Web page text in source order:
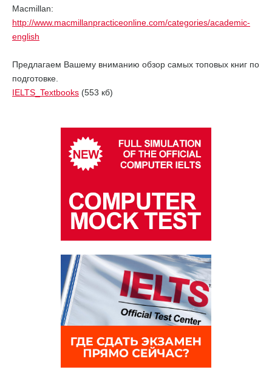
Macmillan:
http://www.macmillanpracticeonline.com/categories/academic-
english
Предлагаем Вашему вниманию обзор самых топовых книг по
подготовке.
IELTS_Textbooks (553 кб)